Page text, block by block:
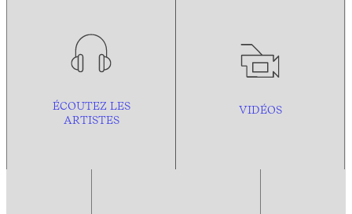
ÉCOUTEZ LES
ARTISTES
VIDÉOS